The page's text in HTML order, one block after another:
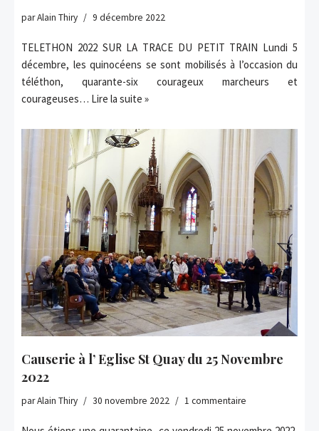
parAlain Thiry 9 décembre 2022
TELETHON 2022 SUR LA TRACE DU PETIT TRAIN Lundi 5
décembre, les quinocéens se sont mobilisés à l’occasion du
téléthon, quarante-six courageux marcheurs et
courageuses… Lire la suite »
Causerie à l’ Eglise St Quay du 25 Novembre
2022
parAlain Thiry 30 novembre 2022 1 commentaire